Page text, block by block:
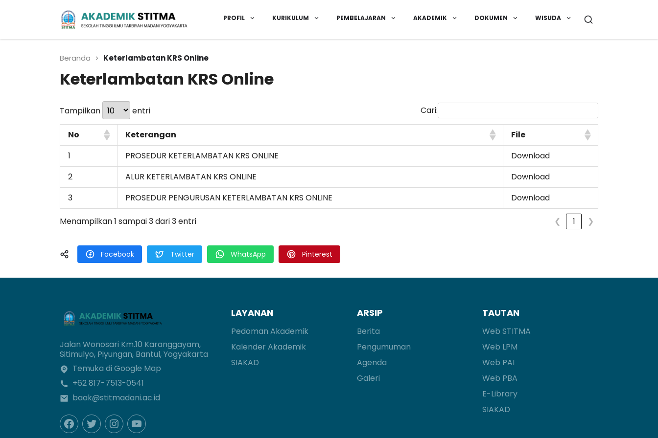
Biro Administrasi
Akademik
PROFIL KURIKULUM PEMBELAJARAN AKADEMIK DOKUMEN WISUDA
Beranda Keterlambatan KRS Online
Keterlambatan KRS Online
Tampilkan entri Cari:
No Keterangan
File
1
PROSEDUR KETERLAMBATAN KRS ONLINE
Download
2
ALUR KETERLAMBATAN KRS ONLINE
Download
3
PROSEDUR PENGURUSAN KETERLAMBATAN KRS ONLINE Download
Menampilkan 1 sampai 3 dari 3 entri ❮ 1 ❯
Facebook Twitter WhatsApp Pinterest
Jalan Wonosari Km.10 Karanggayam,
Sitimulyo, Piyungan, Bantul, Yogyakarta
Temuka di Google Map
+62 817-7513-0541
baak@stitmadani.ac.id
LAYANAN
Pedoman Akademik
Kalender Akademik
SIAKAD
ARSIP
Berita
Pengumuman
Agenda
Galeri
TAUTAN
Web STITMA
Web LPM
Web PAI
Web PBA
E-Library
SIAKAD